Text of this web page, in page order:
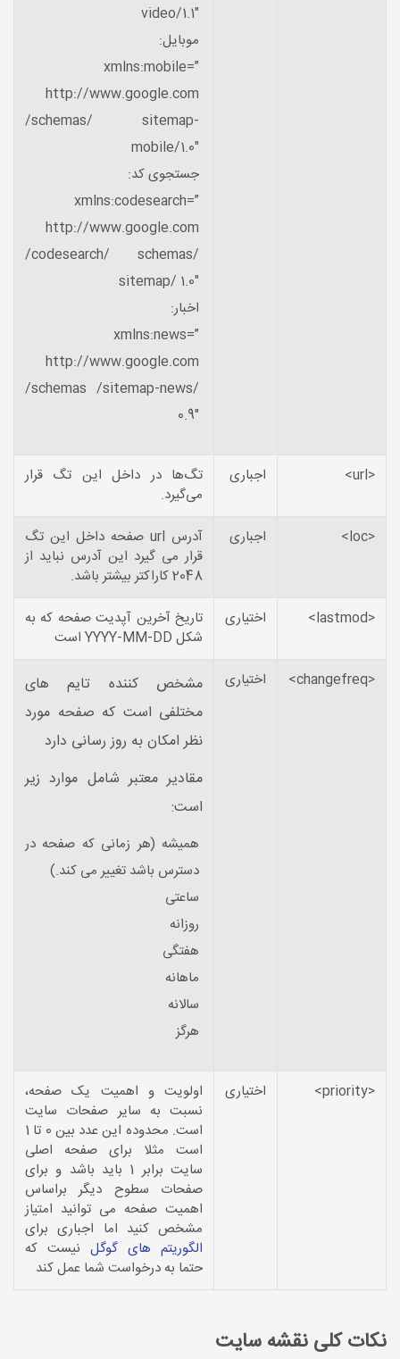
video/1.1″
موبایل:
xmlns:mobile=”
http://www.google.com
/schemas/ sitemap-
mobile/1.0″
جستجوی کد:
xmlns:codesearch=”
http://www.google.com
/codesearch/ schemas/
sitemap/ 1.0″
اخبار:
xmlns:news=”
http://www.google.com
/schemas /sitemap-news/
0.9″
<url> اجباری
تگ‌ها در داخل این تگ قرار
می‌گیرد.
<loc>
اجباری
آدرس url صفحه داخل این تگ
قرار می گیرد این آدرس نباید از
2048 کاراکتر بیشتر باشد.
<lastmod>
اختیاری
تاریخ آخرین آپدیت صفحه که به
شکل YYYY-MM-DD است
<changefreq>
اختیاری
مشخص کننده تایم های
مختلفی است که صفحه مورد
نظر امکان به روز رسانی دارد
مقادیر معتبر شامل موارد زیر
است:
همیشه (هر زمانی که صفحه در
دسترس باشد تغییر می کند.)
ساعتی
روزانه
هفتگی
ماهانه
سالانه
هرگز
<priority> اختیاری
اولویت و اهمیت یک صفحه،
نسبت به سایر صفحات سایت
است. محدوده این عدد بین 0 تا 1
است مثلا برای صفحه اصلی
سایت برابر 1 باید باشد و برای
صفحات سطوح دیگر براساس
اهمیت صفحه می توانید امتیاز
مشخص کنید اما اجباری برای
الگوریتم های گوگل نیست که
حتما به درخواست شما عمل کند
نکات کلی نقشه سایت